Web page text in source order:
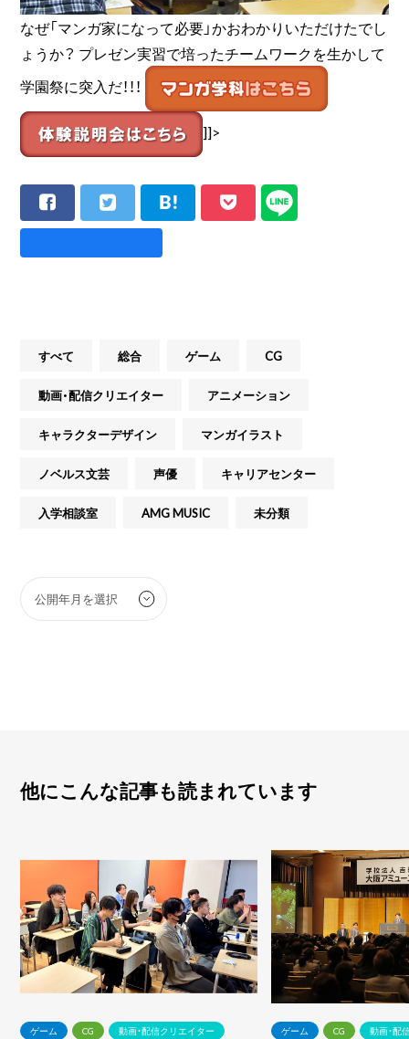
なぜ「マンガ家になって必要」かおわかりいただけたでし
ょうか？ プレゼン実習で培ったチームワークを生かして
学園祭に突入だ！！！
]]>
すべて 総合 ゲーム CG
動画・配信クリエイター アニメーション
キャラクターデザイン マンガイラスト
ノベルス文芸 声優 キャリアセンター
入学相談室 AMG MUSIC 未分類
他にこんな記事も読まれています
ゲーム CG 動画・配信クリエイター ゲーム CG 動画・配